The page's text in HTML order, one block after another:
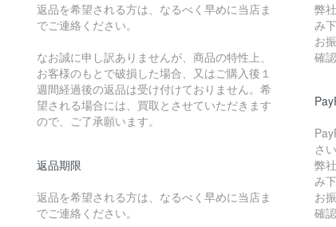
返品を希望される方は、なるべく早めに当店ま
でご連絡ください。
なお誠に申し訳ありませんが、商品の特性上、
お客様のもとで破損した場合、又はご購入後１
週間経過後の返品は受け付けておりません。希
望される場合には、買取とさせていただきます
ので、ご了承願います。
返品期限
返品を希望される方は、なるべく早めに当店ま
でご連絡ください。
弊
み
お
確
さい
弊
み
お
確